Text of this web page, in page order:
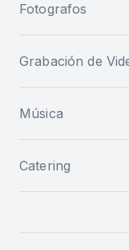
Fotografos
Grabación de
Música
Catering